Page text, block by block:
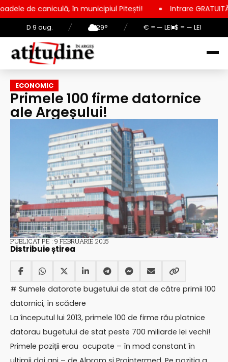
D 9 aug. / 29° / € = — LEI $ = — LEI
în municipiul Pitești! Intrare GRATUITĂ pentru copii,
ECONOMIC
Primele 100 firme datornice
ale Argeșului!
PUBLICAT PE : 9 FEBRUARIE 2015
Distribuie știrea
# Sumele datorate bugetului de stat de către primii 100
datornici, în scădere
La începutul lui 2013, primele 100 de firme rău platnice
datorau bugetului de stat peste 700 miliarde lei vechi!
Primele poziții erau ocupate – în mod constant în